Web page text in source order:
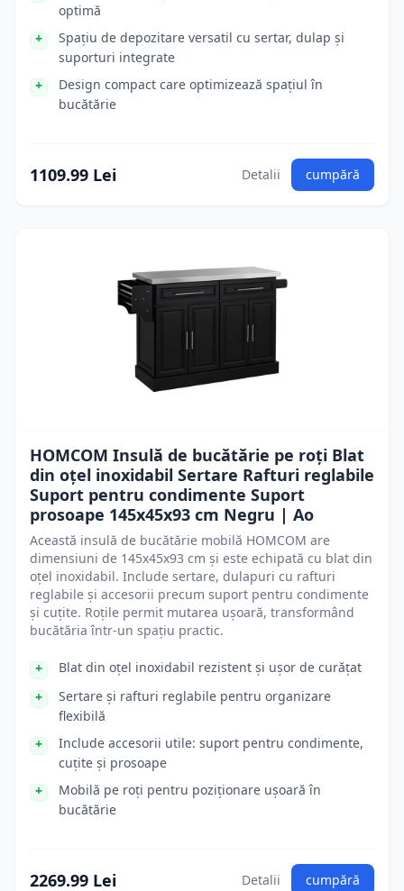
optimă
Spațiu de depozitare versatil cu sertar, dulap și
suporturi integrate
Design compact care optimizează spațiul în
bucătărie
1109.99 Lei Detalii cumpără
HOMCOM Insulă de bucătărie pe roți Blat
din oțel inoxidabil Sertare Rafturi reglabile
Suport pentru condimente Suport
prosoape 145x45x93 cm Negru | Ao
Această insulă de bucătărie mobilă HOMCOM are
dimensiuni de 145x45x93 cm și este echipată cu blat din
oțel inoxidabil. Include sertare, dulapuri cu rafturi
reglabile și accesorii precum suport pentru condimente
și cuțite. Roțile permit mutarea ușoară, transformând
bucătăria într-un spațiu practic.
Blat din oțel inoxidabil rezistent și ușor de curățat
Sertare și rafturi reglabile pentru organizare
flexibilă
Include accesorii utile: suport pentru condimente,
cuțite și prosoape
Mobilă pe roți pentru poziționare ușoară în
bucătărie
2269.99 Lei Detalii cumpără